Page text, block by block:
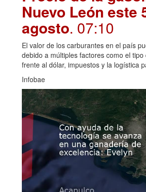
Nuevo León este
agosto. 07:10
El valor de los carburantes en el país
debido a múltiples factores como el tipo
frente al dólar, impuestos y la logística
Infobae